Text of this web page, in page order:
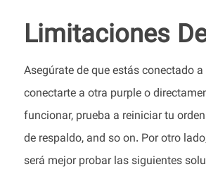
Limitaciones
Asegúrate de que estás conectado
conectarte a otra purple o
funcionar, prueba a reiniciar tu
de respaldo, and so on. Por otro
será mejor probar las siguientes